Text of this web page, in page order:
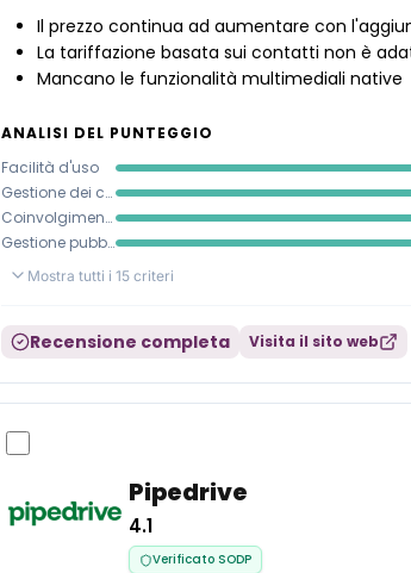
Il prezzo continua ad aumentare con
La tariffazione basata sui contatti non è
Mancano le funzionalità multimediali native
ANALISI DEL PUNTEGGIO
Facilità d'uso
Gestione dei contenuti
Coinvolgimento del pubblico
Gestione pubblicità e ricavi
Mostra tutti i 15 criteri
Recensione completa Visita il sito web
Pipedrive
4.1
Verificato SODP